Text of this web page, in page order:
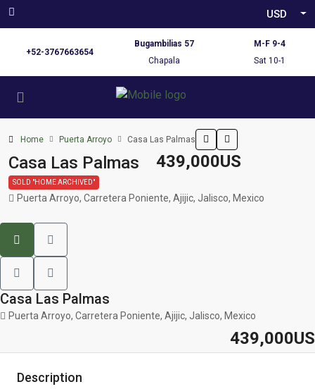
USD
+52-3767663654
Bugambilias 57
Chapala
M-F 9-4
Sat 10-1
Home Puerta Arroyo Casa Las Palmas
Casa Las Palmas 439,000US
SOLD "HOME ARCHIVED"
Puerta Arroyo, Carretera Poniente, Ajijic, Jalisco, Mexico
Casa Las Palmas
Puerta Arroyo, Carretera Poniente, Ajijic, Jalisco, Mexico
439,000US
Description